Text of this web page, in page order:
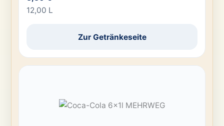
12,00 L
Zur Getränkeseite